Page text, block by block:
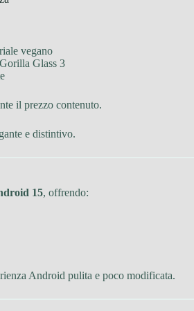
vegano
Glass 3
il prezzo contenuto.
e distintivo.
15, offrendo:
Android pulita e poco modificata.